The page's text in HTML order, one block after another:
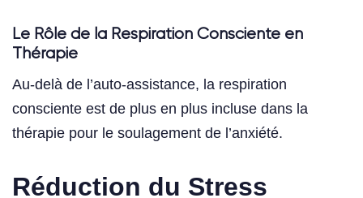
Le Rôle de la Respiration Consciente en
Thérapie
Au-delà de l’auto-assistance, la respiration
consciente est de plus en plus incluse dans la
thérapie pour le soulagement de l’anxiété.
Réduction du Stress